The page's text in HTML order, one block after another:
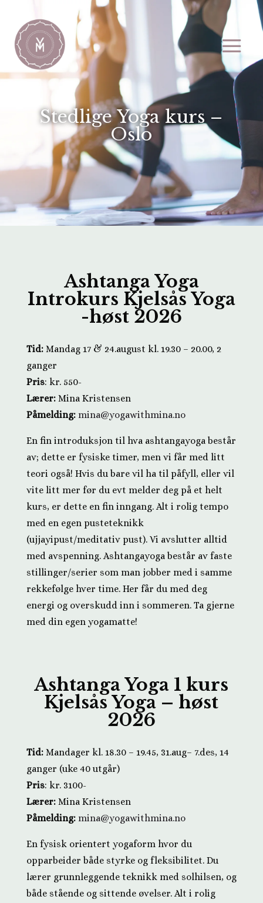
Stedlige Yoga kurs –
Oslo
Ashtanga Yoga
Introkurs Kjelsås Yoga
-høst 2026
Tid: Mandag 17 & 24.august kl. 19.30 – 20.00, 2
ganger
Pris: kr. 550-
Lærer:Mina Kristensen
Påmelding: mina@yogawithmina.no
En fin introduksjon til hva ashtangayoga består
av; dette er fysiske timer, men vi får med litt
teori også! Hvis du bare vil ha til påfyll, eller vil
vite litt mer før du evt melder deg på et helt
kurs, er dette en fin inngang. Alt i rolig tempo
med en egen pusteteknikk
(ujjayipust/meditativ pust). Vi avslutter alltid
med avspenning. Ashtangayoga består av faste
stillinger/serier som man jobber med i samme
rekkefølge hver time. Her får du med deg
energi og overskudd inn i sommeren. Ta gjerne
med din egen yogamatte!
Ashtanga Yoga 1 kurs
Kjelsås Yoga – høst
2026
Tid:Mandager kl. 18.30 – 19.45, 31.aug– 7.des, 14
ganger (uke 40 utgår)
Pris: kr. 3100-
Lærer:Mina Kristensen
Påmelding: mina@yogawithmina.no
En fysisk orientert yogaform hvor du
opparbeider både styrke og fleksibilitet. Du
lærer grunnleggende teknikk med solhilsen, og
både stående og sittende øvelser. Alt i rolig